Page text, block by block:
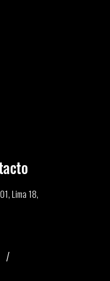
Lima 18,